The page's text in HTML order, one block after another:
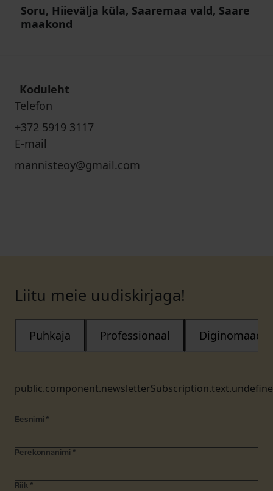
Soru, Hiievälja küla, Saaremaa vald, Saare
maakond
Koduleht
Telefon
+372 5919 3117
E-mail
mannisteoy@gmail.com
Liitu meie uudiskirjaga!
Puhkaja Professionaal Diginomaad
Eesnimi *
Perekonnanimi *
Riik *